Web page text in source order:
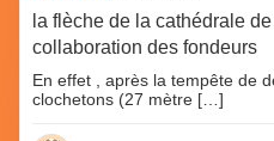
la flèche de la cathédrale
collaboration des fondeurs
En effet , après la tempête de
clochetons (27 mètre […]